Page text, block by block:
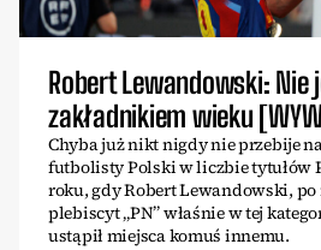
Robert Lewandowski: Nie
zakładnikiem wieku
Chyba już nikt nigdy nie przebije
futbolisty Polski w liczbie tytułów
roku, gdy Robert Lewandowski,
plebiscyt „PN” właśnie w tej
ustąpił miejsca komuś innemu.